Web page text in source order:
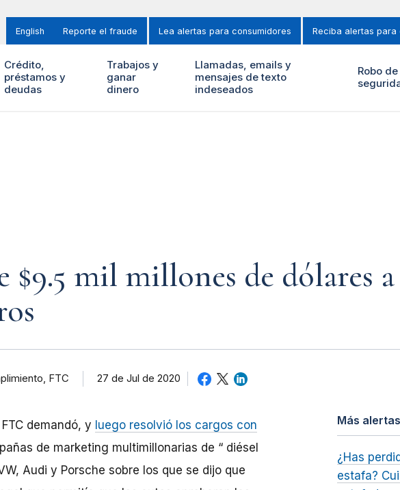
English Reporte el fraude Lea alertas para consumidores Reciba alertas para
Crédito,
préstamos y
deudas
Trabajos y
ganar
dinero
Llamadas, emails y
mensajes de texto
indeseados
Robo
$9.5 mil millones de dólares
FTC 27 de Jul de 2020
demandó, y luego resolvió los cargos con
de marketing multimillonarias de “ diésel
Audi y Porsche sobre los que se dijo que
Más
¿Has
estafa?